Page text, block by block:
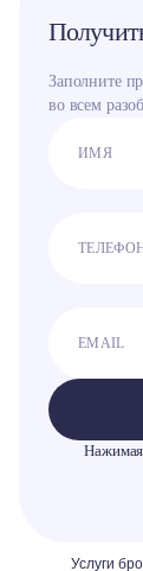
Заполните
во всем
Нажимая